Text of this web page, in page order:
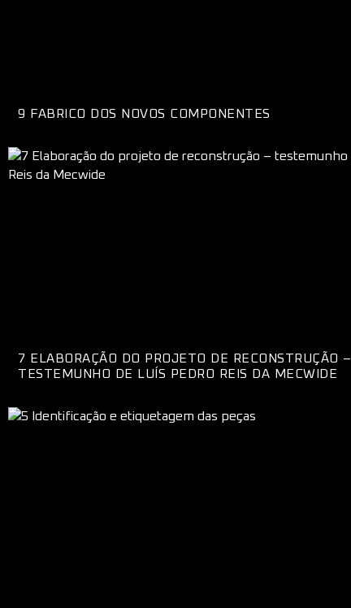
9 FABRICO DOS NOVOS COMPONENTES
7 ELABORAÇÃO DO PROJETO DE RECONSTRUÇÃO –
TESTEMUNHO DE LUÍS PEDRO REIS DA MECWIDE